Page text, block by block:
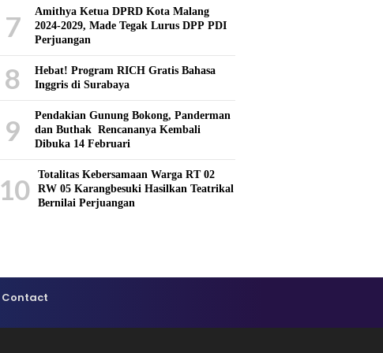
7
Amithya Ketua DPRD Kota Malang
2024-2029, Made Tegak Lurus DPP PDI
Perjuangan
8
Hebat! Program RICH Gratis Bahasa
Inggris di Surabaya
9
Pendakian Gunung Bokong, Panderman
dan Buthak Rencananya Kembali
Dibuka 14 Februari
10
Totalitas Kebersamaan Warga RT 02
RW 05 Karangbesuki Hasilkan Teatrikal
Bernilai Perjuangan
Contact